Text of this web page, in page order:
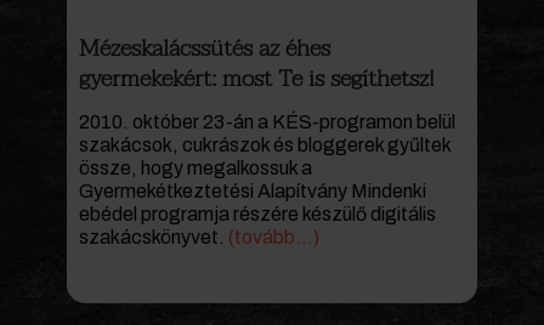
Mézeskalácssütés az éhes
gyermekekért: most Te is segíthetsz!
2010. október 23-án a KÉS-programon belül
szakácsok, cukrászok és bloggerek gyűltek
össze, hogy megalkossuk a
Gyermekétkeztetési Alapítvány Mindenki
ebédel programja részére készülő digitális
szakácskönyvet. (tovább…)